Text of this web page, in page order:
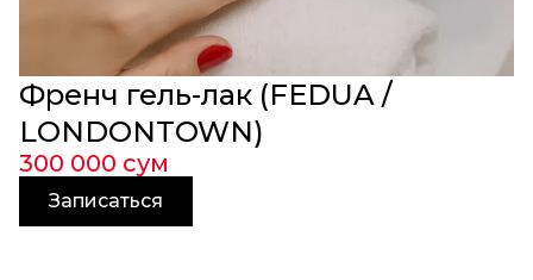
Френч гель-лак (FEDUA /
LONDONTOWN)
300 000 сум
Записаться